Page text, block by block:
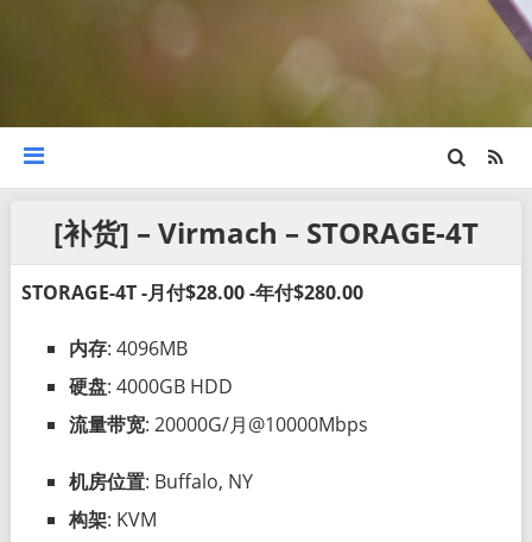
[补货] – Virmach – STORAGE-4T
STORAGE-4T -月付$28.00 -年付$280.00
内存: 4096MB
硬盘: 4000GB HDD
流量带宽: 20000G/月@10000Mbps
机房位置: Buffalo, NY
构架: KVM